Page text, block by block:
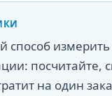
способ
посчитайте,
на один